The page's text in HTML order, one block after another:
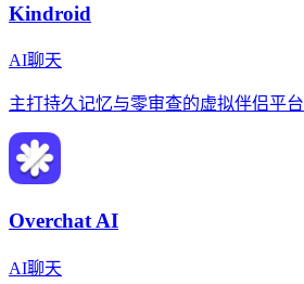
Kindroid
AI聊天
主打持久记忆与零审查的虚拟伴侣平台
Overchat AI
AI聊天